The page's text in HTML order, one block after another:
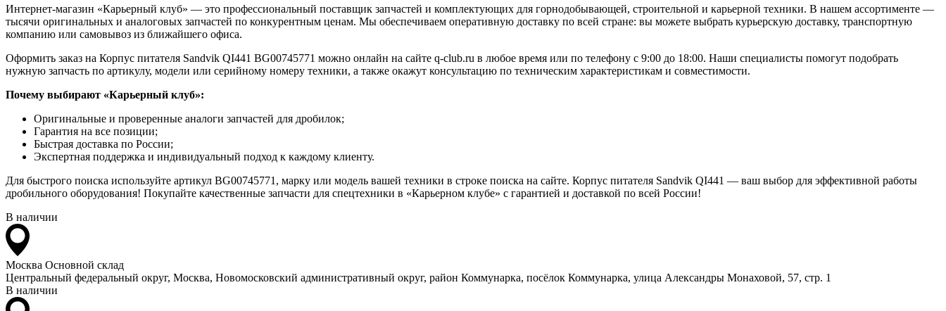
Интернет-магазин «Карьерный клуб» — это профессиональный поставщик запчастей и комплектующих для горнодобывающей, строительной и карьерной техники. В нашем ассортименте —
тысячи оригинальных и аналоговых запчастей по конкурентным ценам. Мы обеспечиваем оперативную доставку по всей стране: вы можете выбрать курьерскую доставку, транспортную
компанию или самовывоз из ближайшего офиса.
Оформить заказ на Корпус питателя Sandvik QI441 BG00745771 можно онлайн на сайте q-club.ru в любое время или по телефону с 9:00 до 18:00. Наши специалисты помогут подобрать
нужную запчасть по артикулу, модели или серийному номеру техники, а также окажут консультацию по техническим характеристикам и совместимости.
Почему выбирают «Карьерный клуб»:
Оригинальные и проверенные аналоги запчастей для дробилок;
Гарантия на все позиции;
Быстрая доставка по России;
Экспертная поддержка и индивидуальный подход к каждому клиенту.
Для быстрого поиска используйте артикул BG00745771, марку или модель вашей техники в строке поиска на сайте. Корпус питателя Sandvik QI441 — ваш выбор для эффективной работы
дробильного оборудования! Покупайте качественные запчасти для спецтехники в «Карьерном клубе» с гарантией и доставкой по всей России!
В наличии
Москва Основной склад
Центральный федеральный округ, Москва, Новомосковский административный округ, район Коммунарка, посёлок Коммунарка, улица Александры Монаховой, 57, стр. 1
В наличии